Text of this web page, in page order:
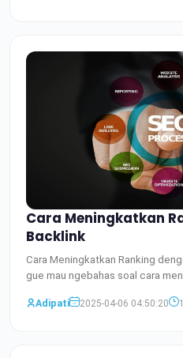
Cara Meningkatkan
Backlink
Cara Meningkatkan Ranking
gue mau ngebahas soal cara
Adipati
2025-04-06 04:50:20